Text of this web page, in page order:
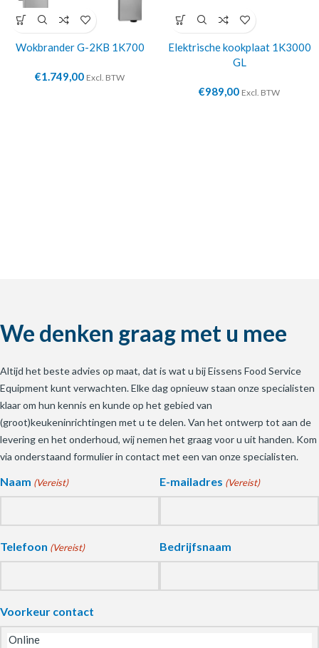
Wokbrander G-2KB 1K700
€1.749,00 Excl. BTW
Elektrische kookplaat 1K3000
GL
€989,00 Excl. BTW
We denken graag met u mee
Altijd het beste advies op maat, dat is wat u bij Eissens Food Service
Equipment kunt verwachten. Elke dag opnieuw staan onze specialisten
klaar om hun kennis en kunde op het gebied van
(groot)keukeninrichtingen met u te delen. Van het ontwerp tot aan de
levering en het onderhoud, wij nemen het graag voor u uit handen. Kom
via onderstaand formulier in contact met een van onze specialisten.
Naam (Vereist) E-mailadres (Vereist)
Telefoon (Vereist) Bedrijfsnaam
Voorkeur contact